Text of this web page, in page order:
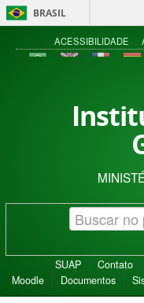
BRASIL
ACESSIBILIDADE
SUAP Contato
Moodle
Documentos